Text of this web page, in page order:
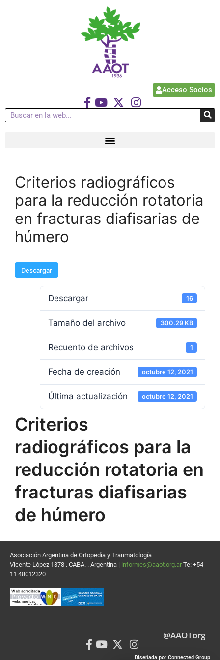
Acceso Socios
Criterios radiográficos
para la reducción rotatoria
en fracturas diafisarias de
húmero
Descargar
Descargar 16
Tamaño del archivo 300.29 KB
Recuento de archivos 1
Fecha de creación octubre 12, 2021
Última actualización octubre 12, 2021
Criterios
radiográficos para la
reducción rotatoria en
fracturas diafisarias
de húmero
Asociación Argentina de Ortopedia y Traumatología
Vicente López 1878 . CABA. . Argentina | informes@aaot.org.ar Te: +54
11 48012320
@AAOTorg
Diseñada por Connected Group